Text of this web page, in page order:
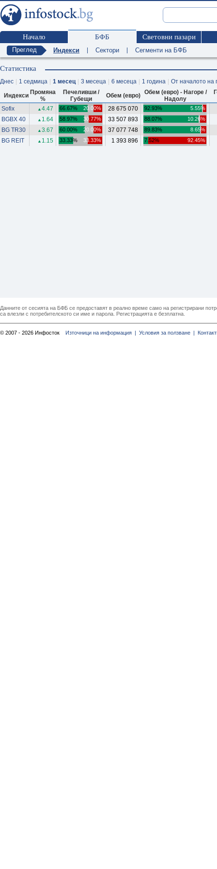
Начало БФБ Световни пазари
Преглед Индекси Сектори Сегменти на БФБ
Статистика
Днес 1 седмица 1 месец 3 месеца 6 месеца 1 година От началото на
Индекси Промяна
%
Печеливши /
Губещи
Обем (евро) Обем (евро) - Нагоре /
Надолу
Sofix ▲ 4.47 20.00%
66.67% 28 675 070 5.55%
92.93%
BGBX 40 ▲ 1.64 30.77%
58.97% 33 507 893 10.26%
88.07%
BG TR30 ▲ 3.67 20.00%
60.00% 37 077 748 8.65%
89.83%
BG REIT ▲ 1.15 33.33%
33.33% 1 393 896 92.45%
7.52%
Данните от сесията на БФБ се предоставят в реално време само на регистрирани
са влезли с потребителското си име и парола. Регистрацията е безплатна.
© 2007 - 2026 Инфосток Източници на информация | Условия за ползване |